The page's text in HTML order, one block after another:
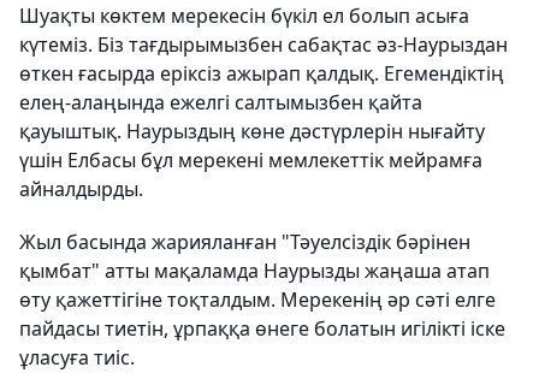
Шуақты көктем мерекесін бүкіл ел болып асыға
күтеміз. Біз тағдырымызбен сабақтас әз-Наурыздан
өткен ғасырда еріксіз ажырап қалдық. Егемендіктің
елең-алаңында ежелгі салтымызбен қайта
қауыштық. Наурыздың көне дәстүрлерін нығайту
үшін Елбасы бұл мерекені мемлекеттік мейрамға
айналдырды.
Жыл басында жарияланған "Тәуелсіздік бәрінен
қымбат" атты мақаламда Наурызды жаңаша атап
өту қажеттігіне тоқталдым. Мерекенің әр сәті елге
пайдасы тиетін, ұрпаққа өнеге болатын игілікті іске
ұласуға тиіс.